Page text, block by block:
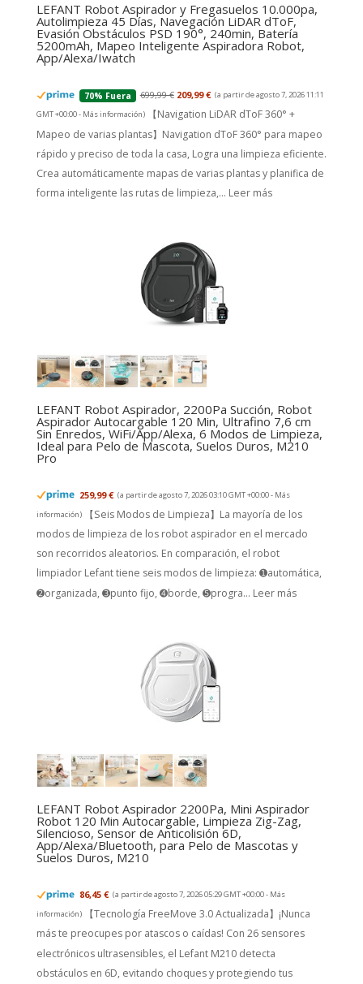
LEFANT Robot Aspirador y Fregasuelos 10.000pa,
Autolimpieza 45 Días, Navegación LiDAR dToF,
Evasión Obstáculos PSD 190°, 240min, Batería
5200mAh, Mapeo Inteligente Aspiradora Robot,
App/Alexa/Iwatch
70% Fuera 699,99 € 209,99 € (a partir de agosto 7, 2026 11:11
GMT +00:00 - Más información)
【Navigation LiDAR dToF 360° +
Mapeo de varias plantas】Navigation dToF 360° para mapeo
rápido y preciso de toda la casa, Logra una limpieza eficiente.
Crea automáticamente mapas de varias plantas y planifica de
forma inteligente las rutas de limpieza,... Leer más
LEFANT Robot Aspirador, 2200Pa Succión, Robot
Aspirador Autocargable 120 Min, Ultrafino 7,6 cm
Sin Enredos, WiFi/App/Alexa, 6 Modos de Limpieza,
Ideal para Pelo de Mascota, Suelos Duros, M210
Pro
259,99 € (a partir de agosto 7, 2026 03:10 GMT +00:00 - Más
información)
【Seis Modos de Limpieza】La mayoría de los
modos de limpieza de los robot aspirador en el mercado
son recorridos aleatorios. En comparación, el robot
limpiador Lefant tiene seis modos de limpieza: ➊automática,
➋organizada, ➌punto fijo, ➍borde, ➎progra... Leer más
LEFANT Robot Aspirador 2200Pa, Mini Aspirador
Robot 120 Min Autocargable, Limpieza Zig-Zag,
Silencioso, Sensor de Anticolisión 6D,
App/Alexa/Bluetooth, para Pelo de Mascotas y
Suelos Duros, M210
86,45 € (a partir de agosto 7, 2026 05:29 GMT +00:00 - Más
información)
【Tecnología FreeMove 3.0 Actualizada】¡Nunca
más te preocupes por atascos o caídas! Con 26 sensores
electrónicos ultrasensibles, el Lefant M210 detecta
obstáculos en 6D, evitando choques y protegiendo tus